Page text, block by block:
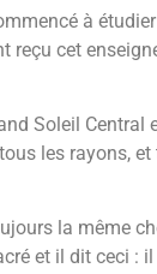
à
cet
Soleil Central
les rayons,
la même
et il dit ceci :